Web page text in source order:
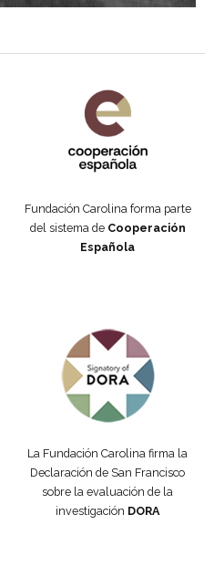
Fundación Carolina forma parte
del sistema de Cooperación
Española
La Fundación Carolina firma la
Declaración de San Francisco
sobre la evaluación de la
investigación DORA